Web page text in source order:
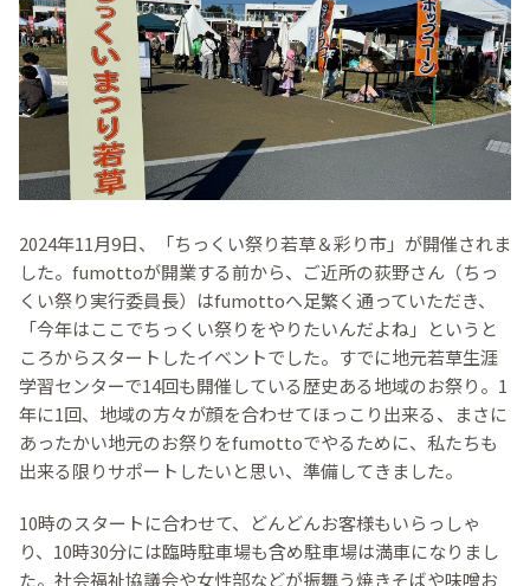
2024年11月9日、「ちっくい祭り若草＆彩り市」が開催されま
した。fumottoが開業する前から、ご近所の荻野さん（ちっ
くい祭り実行委員長）はfumottoへ足繁く通っていただき、
「今年はここでちっくい祭りをやりたいんだよね」というと
ころからスタートしたイベントでした。すでに地元若草生涯
学習センターで14回も開催している歴史ある地域のお祭り。1
年に1回、地域の方々が顔を合わせてほっこり出来る、まさに
あったかい地元のお祭りをfumottoでやるために、私たちも
出来る限りサポートしたいと思い、準備してきました。
10時のスタートに合わせて、どんどんお客様もいらっしゃ
り、10時30分には臨時駐車場も含め駐車場は満車になりまし
た。社会福祉協議会や女性部などが振舞う焼きそばや味噌お